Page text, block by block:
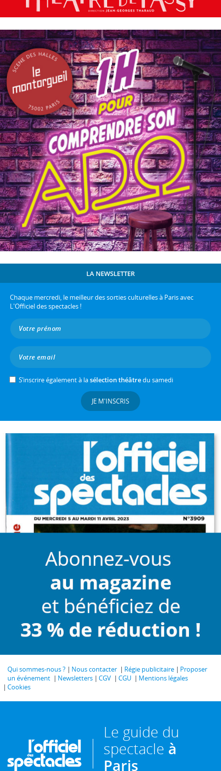
LA NEWSLETTER
Chaque mercredi, le meilleur des sorties culturelles à Paris avec
L'Officiel des spectacles !
S’inscrire également à lasélection théâtredu samedi
JE M'INSCRIS
Qui sommes-nous ? Nous contacter Régie publicitaire
Proposer
un événement
Newsletters CGV CGU
Mentions légales
Cookies
Le guide du
spectacle à
Paris